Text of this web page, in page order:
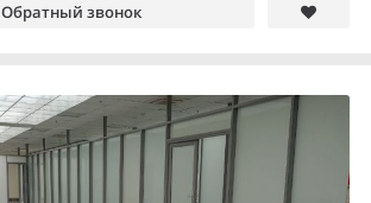
Обратный звонок